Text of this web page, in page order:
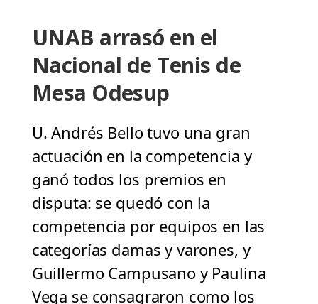
UNAB arrasó en el
Nacional de Tenis de
Mesa Odesup
U. Andrés Bello tuvo una gran
actuación en la competencia y
ganó todos los premios en
disputa: se quedó con la
competencia por equipos en las
categorías damas y varones, y
Guillermo Campusano y Paulina
Vega se consagraron como los